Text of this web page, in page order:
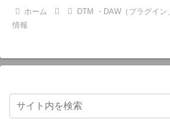
ホーム
DTM ・DAW（プラグイ
情報